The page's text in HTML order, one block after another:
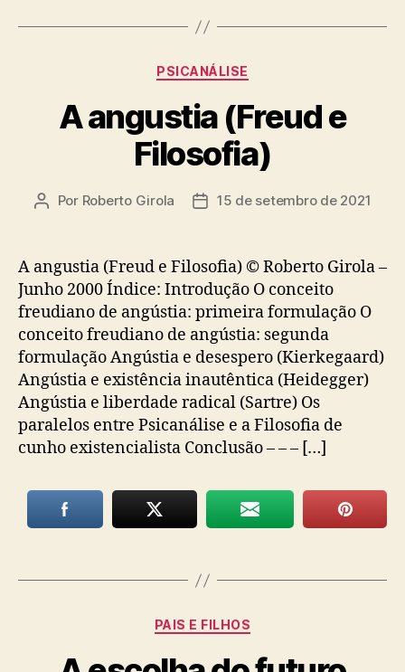
Categorias
PSICANÁLISE
A angustia (Freud e
Filosofia)
Autor
Por Roberto Girola
Data15 de setembro de 2021
A angustia (Freud e Filosofia) © Roberto Girola –
Junho 2000 Índice: Introdução O conceito
freudiano de angústia: primeira formulação O
conceito freudiano de angústia: segunda
formulação Angústia e desespero (Kierkegaard)
Angústia e existência inautêntica (Heidegger)
Angústia e liberdade radical (Sartre) Os
paralelos entre Psicanálise e a Filosofia de
cunho existencialista Conclusão – – – […]
Categorias
PAIS E FILHOS